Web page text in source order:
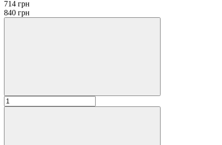
714 грн
840 грн